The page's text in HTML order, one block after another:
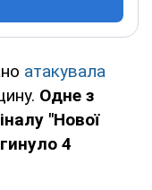
атакувала
Одне з
"Нової
4